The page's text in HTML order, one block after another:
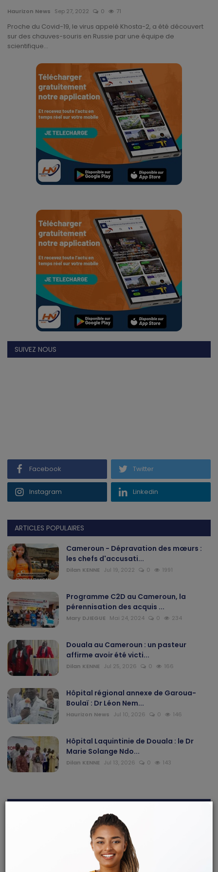
Motivation
Articles Sponsorisés
Education
Économie
Blagues
Vidéos
Société
Échos des collectivités
Chroniques
Nécrologie
Éditorial
Langue
English Francais
Haurizon News Sep 27, 2022 0 71
Proche du Covid-19, le virus appelé Khosta-2, a été découvert
sur des chauves-souris en Russie par une équipe de
scientifique...
SUIVEZ NOUS
Facebook Twitter
Instagram Linkedin
ARTICLES POPULAIRES
Cameroun - Dépravation des mœurs :
les chefs d'accusati...
Dilan KENNE Jul 19, 2022 0 1991
Programme C2D au Cameroun, la
pérennisation des acquis ...
Mary DJIEGUE Mai 24, 2024 0 234
Douala au Cameroun : un pasteur
affirme avoir été victi...
Dilan KENNE Jul 25, 2026 0 166
Hôpital régional annexe de Garoua-
Boulaï : Dr Léon Nem...
Haurizon News Jul 10, 2026 0 146
Hôpital Laquintinie de Douala : le Dr
Marie Solange Ndo...
Dilan KENNE Jul 13, 2026 0 143